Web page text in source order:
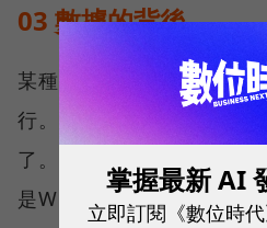
03 數據的背後
某種程度上，WeWork是
行。它不是沒察覺這種危
了。財報上粉飾的太平，
是WeWork極力塑造的完
掌握最新 AI
立即訂閱《數位時